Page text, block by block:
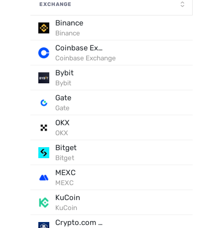
EXCHANGE
Binance
Binance
Coinbase Exchange
Coinbase Exchange
Bybit
Bybit
Gate
Gate
OKX
OKX
Bitget
Bitget
MEXC
MEXC
KuCoin
KuCoin
Crypto.com Exchange